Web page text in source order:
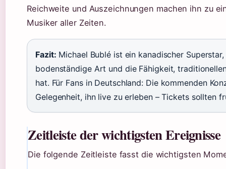
Reichweite und Auszeichnungen machen ihn zu
Musiker aller Zeiten.
Fazit: Michael Bublé ist ein kanadischer
bodenständige Art und die Fähigkeit,
hat. Für Fans in Deutschland: Die kommenden
Gelegenheit, ihn live zu erleben – Tickets sollten
Zeitleiste der wichtigsten Ereignisse
Die folgende Zeitleiste fasst die wichtigsten